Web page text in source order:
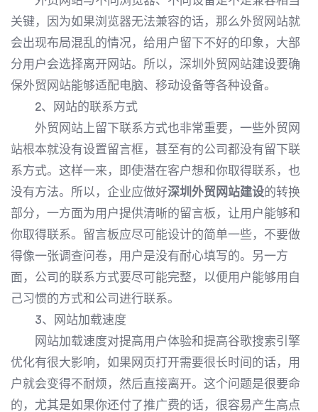
关键，因为如果浏览器无法兼容的话，那么外贸网站就
会出现布局混乱的情况，给用户留下不好的印象，大部
分用户会选择离开网站。所以，深圳外贸网站建设要确
保外贸网站能够适配电脑、移动设备等各种设备。
2、网站的联系方式
外贸网站上留下联系方式也非常重要，一些外贸网
站根本就没有设置留言框，甚至有的公司都没有留下联
系方式。这样一来，即使潜在客户想和你取得联系，也
没有方法。所以，企业应做好深圳外贸网站建设的转换
部分，一方面为用户提供清晰的留言板，让用户能够和
你取得联系。留言板应尽可能设计的简单一些，不要做
得像一张调查问卷，用户是没有耐心填写的。另一方
面，公司的联系方式要尽可能完整，以便用户能够用自
己习惯的方式和公司进行联系。
3、网站加载速度
网站加载速度对提高用户体验和提高谷歌搜索引擎
优化有很大影响，如果网页打开需要很长时间的话，用
户就会变得不耐烦，然后直接离开。这个问题是很要命
的，尤其是如果你还付了推广费的话，很容易产生高点